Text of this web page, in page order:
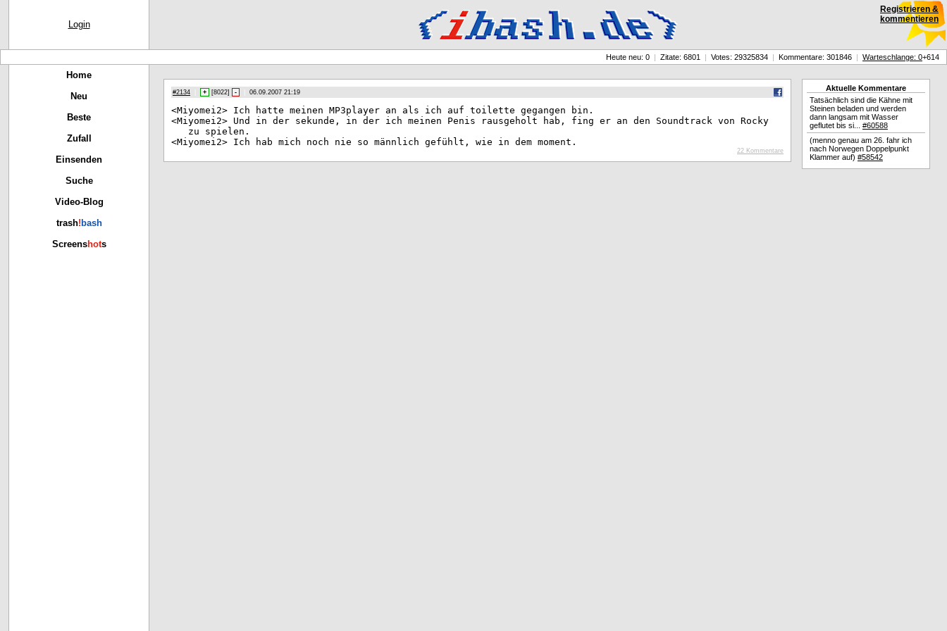
Login
Heute neu: 0 | Zitate: 6801 | Votes: 29325834 | Kommentare: 301846 | Warteschlange: 0+614
Home
Neu
Beste
Zufall
Einsenden
Suche
Video-Blog
trash! bash
Screenshots
#2134 + [8022] - 06.09.2007 21:19
<Miyomei2> Ich hatte meinen MP3player an als ich auf toilette gegangen bin.
<Miyomei2> Und in der sekunde, in der ich meinen Penis rausgeholt hab, fing er an den Soundtrack von Rocky
zu spielen.
<Miyomei2> Ich hab mich noch nie so männlich gefühlt, wie in dem moment.
22 Kommentare
Aktuelle Kommentare
Tatsächlich sind die Kähne mit
Steinen beladen und werden
dann langsam mit Wasser
geflutet bis si... #60588
(menno genau am 26. fahr ich
nach Norwegen Doppelpunkt
Klammer auf) #58542
Registrieren &
kommentieren